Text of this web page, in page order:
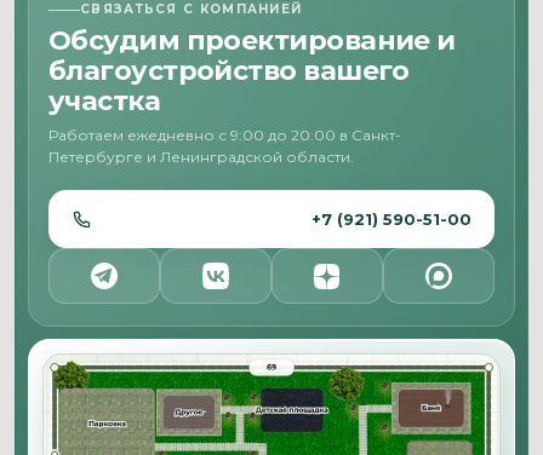
СВЯЗАТЬСЯ С КОМПАНИЕЙ
Обсудим проектирование и
благоустройство вашего
участка
Работаем ежедневно с 9:00 до 20:00 в Санкт-
Петербурге и Ленинградской области.
+7 (921) 590-51-00